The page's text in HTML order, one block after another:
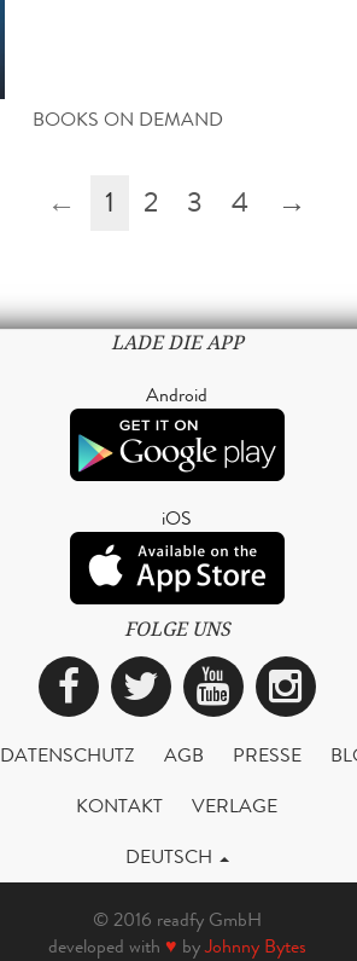
BOOKS ON DEMAND
← 1 2 3 4 →
LADE DIE APP
Android
iOS
FOLGE UNS
Facebook
Twitter
DATENSCHUTZ AGB PRESSE
KONTAKT
VERLAGE
DEUTSCH
© 2016 readfy GmbH
developed with ♥ byJohnny Bytes